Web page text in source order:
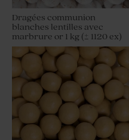
Dragées communion
blanches lentilles avec
marbrure or 1 kg (± 1120 ex)